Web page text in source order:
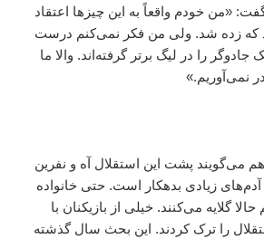
«من خودم واقعاً به این چیزها اعتقاد
که زده شد. ولی من فکر نمی‌کنم درست
جادوگر را در لیگ برتر گرفته‌اند. والا ما
نمی‌آوریم.»
می‌گویند پشت این استقلال آه و نفرین
زیادی بدهکار است. حتی خانواده
گلایه می‌کنند. خیلی از بازیکنان با
را ترک کردند. این بحث سال گذشته